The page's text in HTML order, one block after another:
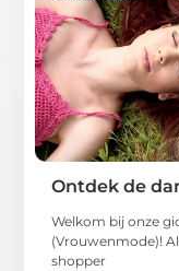
Ontdek de
Welkom bij onze
(Vrouwenmode)!
shopper